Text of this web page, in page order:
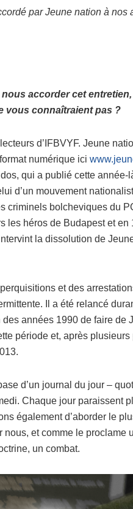
par Jeune nation à nos
accorder cet
vous connaîtraient pas ?
d’IFBVYF. Jeune
numérique ici
qui a publié cette année-
d’un mouvement
criminels bolcheviques du
les héros de Budapest et en
la dissolution de
et des
Il a été relancé
années 1990 de faire de
période et, après
d’un journal du jour –
Chaque jour paraissent
également d’aborder le
et comme le proclame
un combat.